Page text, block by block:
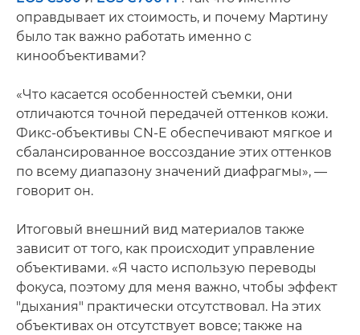
оправдывает их стоимость, и почему Мартину
было так важно работать именно с
кинообъективами?
«Что касается особенностей съемки, они
отличаются точной передачей оттенков кожи.
Фикс-объективы CN-E обеспечивают мягкое и
сбалансированное воссоздание этих оттенков
по всему диапазону значений диафрагмы», —
говорит он.
Итоговый внешний вид материалов также
зависит от того, как происходит управление
объективами. «Я часто использую переводы
фокуса, поэтому для меня важно, чтобы эффект
"дыхания" практически отсутствовал. На этих
объективах он отсутствует вовсе; также на